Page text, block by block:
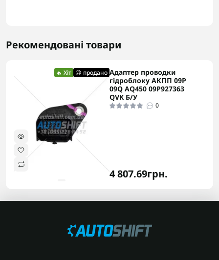
Рекомендовані товари
🔥 Хіт 😢 продано Адаптер проводки
гідроблоку АКПП 09P
09Q AQ450 09P927363
QVK Б/У
0
4 807.69грн.